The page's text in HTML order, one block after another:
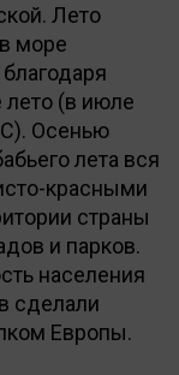
Лето
море
лето (в июле
Осенью
лета вся
красными
страны
и парков.
населения
сделали
Европы.